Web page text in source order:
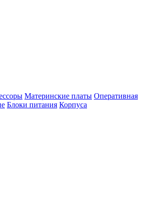
Материнские платы Оперативная
Блоки питания Корпуса